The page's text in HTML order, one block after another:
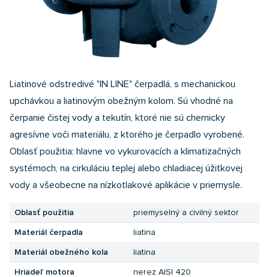
Liatinové odstredivé "IN LINE" čerpadlá, s mechanickou
upchávkou a liatinovým obežným kolom. Sú vhodné na
čerpanie čistej vody a tekutín, ktoré nie sú chemicky
agresívne voči materiálu, z ktorého je čerpadlo vyrobené.
Oblasť použitia: hlavne vo vykurovacích a klimatizačných
systémoch, na cirkuláciu teplej alebo chladiacej úžitkovej
vody a všeobecne na nízkotlakové aplikácie v priemysle.
Oblasť použitia priemyselný a civilný sektor
Materiál čerpadla liatina
Materiál obežného kola liatina
Hriadeľ motora nerez AISI 420